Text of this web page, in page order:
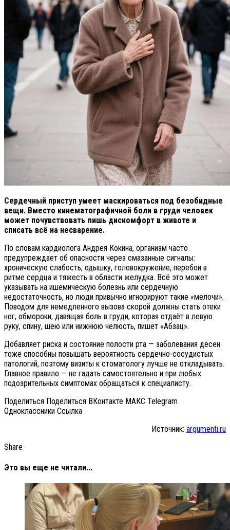
Сердечный приступ умеет маскироваться под безобидные
вещи. Вместо кинематографичной боли в груди человек
может почувствовать лишь дискомфорт в животе и
списать всё на несварение.
По словам кардиолога Андрея Кокина, организм часто
предупреждает об опасности через смазанные сигналы:
хроническую слабость, одышку, головокружение, перебои в
ритме сердца и тяжесть в области желудка. Всё это может
указывать на ишемическую болезнь или сердечную
недостаточность, но люди привычно игнорируют такие «мелочи».
Поводом для немедленного вызова скорой должны стать отеки
ног, обмороки, давящая боль в груди, которая отдаёт в левую
руку, спину, шею или нижнюю челюсть, пишет «Абзац».
Добавляет риска и состояние полости рта — заболевания дёсен
тоже способны повышать вероятность сердечно-сосудистых
патологий, поэтому визиты к стоматологу лучше не откладывать.
Главное правило — не гадать самостоятельно и при любых
подозрительных симптомах обращаться к специалисту.
Поделиться Поделиться ВКонтакте МАКС Telegram
Одноклассники Cсылка
Источник: argumenti.ru
Share
Это вы еще не читали...